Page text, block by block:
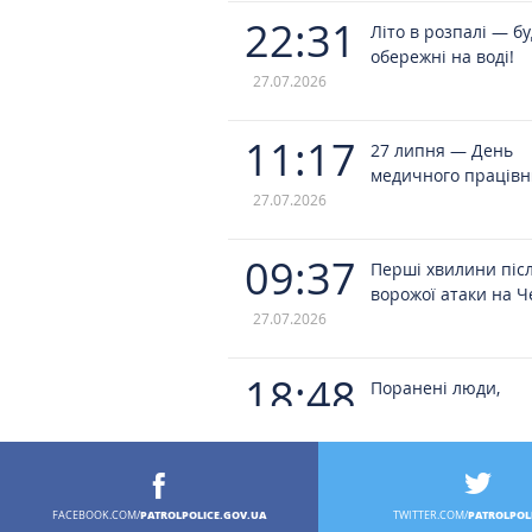
22:31
27.07.2026
Літо в розпалі —
обережні на воді!
11:17
27.07.2026
27 липня — День
медичного
09:37
27.07.2026
Перші хвилини
ворожої атаки на
18:48
Поранені люди,
будинки та
заклад: такими
наслідки чергової
FACEBOOK.COM/PATROLPOLICE.GOV.UA TWITTER.COM/